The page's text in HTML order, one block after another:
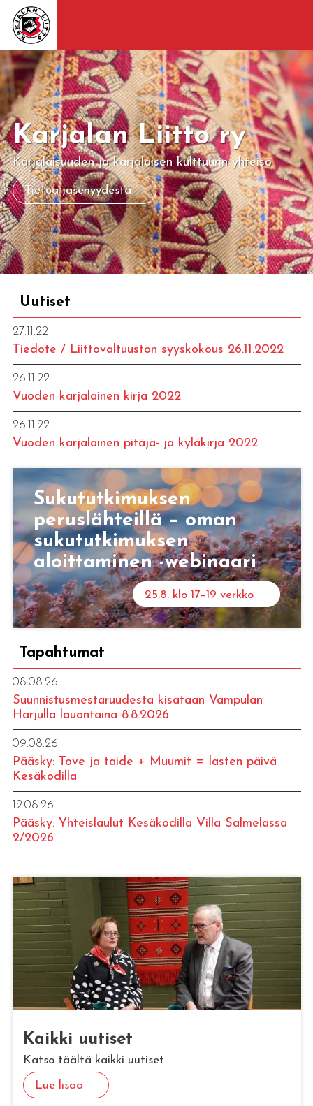
Karjalan Liitto ry
Karjalaisuuden ja karjalaisen kulttuurin yhteisö
Tietoa jäsenyydestä
Uutiset
27.11.22
Tiedote / Liittovaltuuston syyskokous 26.11.2022
26.11.22
Vuoden karjalainen kirja 2022
26.11.22
Vuoden karjalainen pitäjä- ja kyläkirja 2022
Sukututkimuksen
peruslähteillä – oman
sukututkimuksen
aloittaminen -webinaari
25.8. klo 17–19 verkko
Tapahtumat
08.08.26
Suunnistusmestaruudesta kisataan Vampulan
Harjulla lauantaina 8.8.2026
09.08.26
Pääsky: Tove ja taide + Muumit = lasten päivä
Kesäkodilla
12.08.26
Pääsky: Yhteislaulut Kesäkodilla Villa Salmelassa
2/2026
Kaik­ki uu­ti­set
Katso täältä kaikki uutiset
Lue lisää